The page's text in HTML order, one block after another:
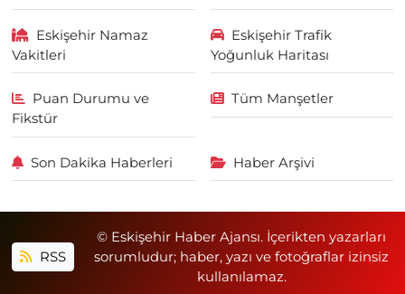
Eskişehir Namaz
Vakitleri
Eskişehir Trafik
Yoğunluk Haritası
Puan Durumu ve
Fikstür
Tüm Manşetler
Son Dakika Haberleri Haber Arşivi
RSS
© Eskişehir Haber Ajansı. İçerikten yazarları
sorumludur; haber, yazı ve fotoğraflar izinsiz
kullanılamaz.